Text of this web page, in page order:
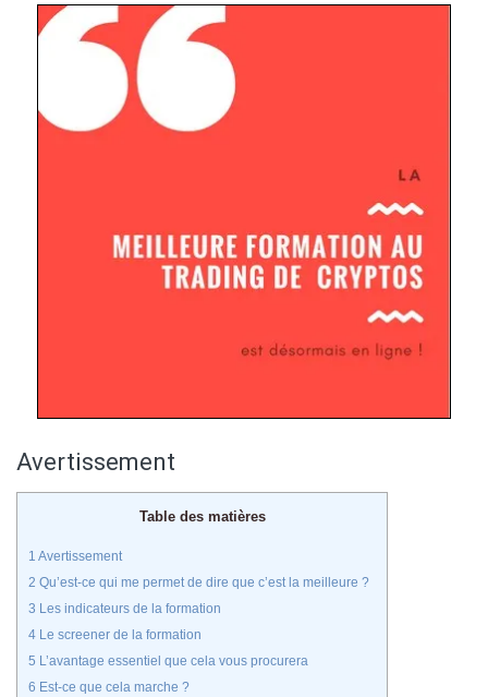
Avertissement
Table des matières
1 Avertissement
2 Qu’est-ce qui me permet de dire que c’est la meilleure ?
3 Les indicateurs de la formation
4 Le screener de la formation
5 L’avantage essentiel que cela vous procurera
6 Est-ce que cela marche ?